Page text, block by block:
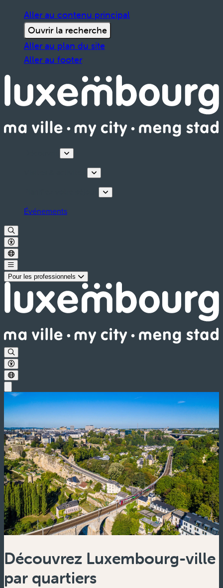
Aller au contenu principal
Ouvrir la recherche
Aller au plan du site
Aller au footer
Événements
Pour les professionnels
Découvrez Luxembourg-ville
par quartiers